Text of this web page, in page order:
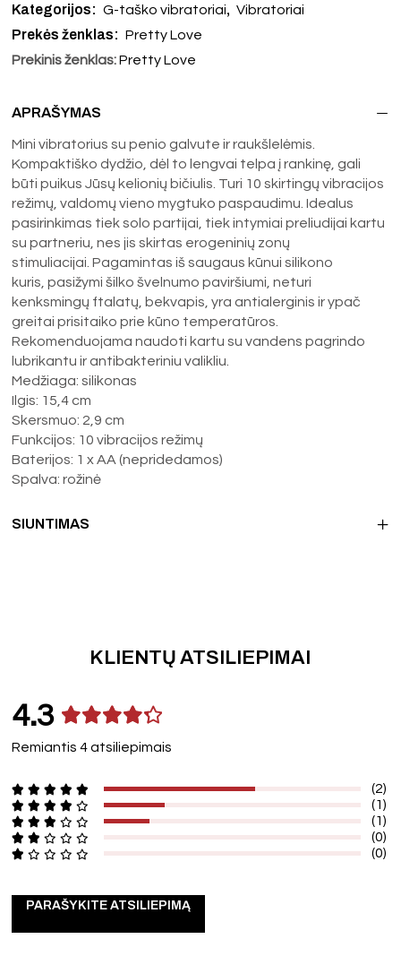
Kategorijos: G-taško vibratoriai, Vibratoriai
Prekės ženklas: Pretty Love
Prekinis ženklas: Pretty Love
APRAŠYMAS
Mini vibratorius su penio galvute ir raukšlelėmis.
Kompaktiško dydžio, dėl to lengvai telpa į rankinę, gali
būti puikus Jūsų kelionių bičiulis. Turi 10 skirtingų vibracijos
režimų, valdomų vieno mygtuko paspaudimu. Idealus
pasirinkimas tiek solo partijai, tiek intymiai preliudijai kartu
su partneriu, nes jis skirtas erogeninių zonų
stimuliacijai. Pagamintas iš saugaus kūnui silikono
kuris, pasižymi šilko švelnumo paviršiumi, neturi
kenksmingų ftalatų, bekvapis, yra antialerginis ir ypač
greitai prisitaiko prie kūno temperatūros.
Rekomenduojama naudoti kartu su vandens pagrindo
lubrikantu ir antibakteriniu valikliu.
Medžiaga: silikonas
Ilgis: 15,4 cm
Skersmuo: 2,9 cm
Funkcijos: 10 vibracijos režimų
Baterijos: 1 x AA (nepridedamos)
Spalva: rožinė
SIUNTIMAS
KLIENTŲ ATSILIEPIMAI
4.3
Remiantis 4 atsiliepimais
(2)
(1)
(1)
(0)
(0)
PARAŠYKITE ATSILIEPIMĄ